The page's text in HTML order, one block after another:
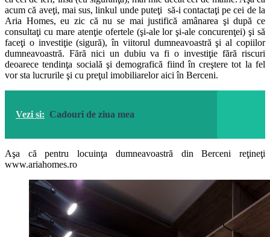
acum că aveţi, mai sus, linkul unde puteţi să-i contactaţi pe cei de la
Aria Homes, eu zic că nu se mai justifică amânarea şi după ce
consultaţi cu mare atenţie ofertele (şi-ale lor şi-ale concurenţei) şi să
faceţi o investiţie (sigură), în viitorul dumneavoastră şi al copiilor
dumneavoastră. Fără nici un dubiu va fi o investiţie fără riscuri
deoarece tendinţa socială şi demografică fiind în creştere tot la fel
vor sta lucrurile şi cu preţul imobiliarelor aici în Berceni.
Vezi si: Cadouri de ziua mea
Aşa că pentru locuinţa dumneavoastră din Berceni reţineţi
www.ariahomes.ro